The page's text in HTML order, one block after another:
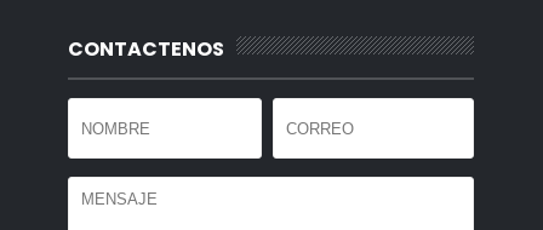
CONTACTENOS